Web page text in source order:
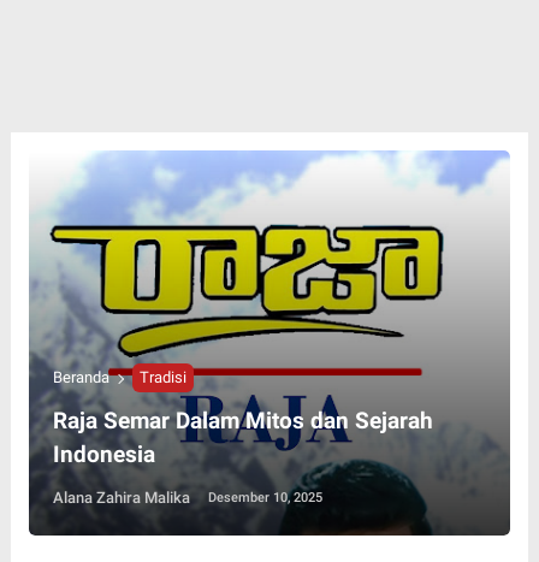
Beranda Tradisi
Raja Semar Dalam Mitos dan Sejarah
Indonesia
Alana Zahira Malika Desember 10, 2025